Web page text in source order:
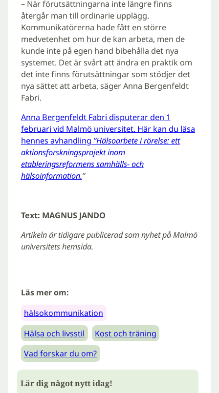
– När förutsättningarna inte längre finns
återgår man till ordinarie upplägg.
Kommunikatörerna hade fått en större
medvetenhet om hur de kan arbeta, men de
kunde inte på egen hand bibehålla det nya
systemet. Det är svårt att ändra en praktik om
det inte finns förutsättningar som stödjer det
nya sättet att arbeta, säger Anna Bergenfeldt
Fabri.
Anna Bergenfeldt Fabri disputerar den 1
februari vid Malmö universitet. Här kan du läsa
hennes avhandling ”Hälsoarbete i rörelse: ett
aktionsforskningsprojekt inom
etableringsreformens samhälls- och
hälsoinformation.”
Text: MAGNUS JANDO
Artikeln är tidigare publicerad som nyhet på Malmö
universitets hemsida.
Läs mer om:
hälsokommunikation
Hälsa och livsstil
Kost och träning
Vad forskar du om?
Lär dig något nytt idag!